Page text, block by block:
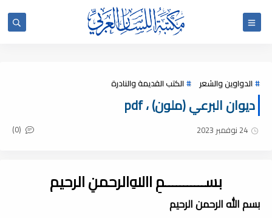
الدواوين والشعر الكتب القديمة والنادرة
ديوان البرعي (ملون) ، pdf
24 نوفمبر 2023 (0)
بســـــــــــمِ اﷲِالرحمنِ الرحيم
بسم الله الرحمن الرحيم